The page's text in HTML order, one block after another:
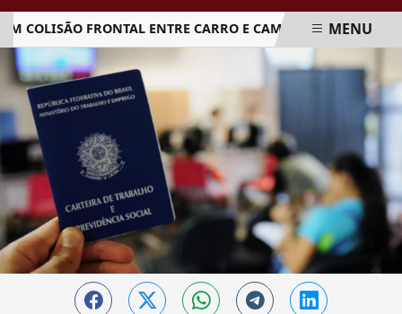
FRONTAL ENTRE CARRO E CAMINHÃO NA BR-262
EM ALTA
MENU